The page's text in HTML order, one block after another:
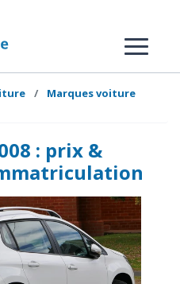
Marques voiture
: prix &